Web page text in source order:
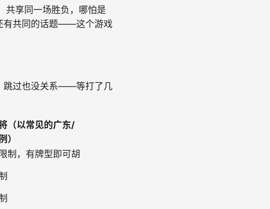
共享同一场胜负，哪怕是
有共同的话题——这个游戏
跳过也没关系——等打了几
（以常见的广东/
）
制，有牌型即可胡